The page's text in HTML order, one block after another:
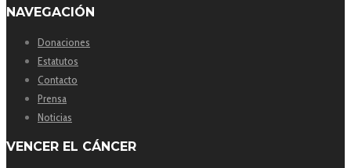
NAVEGACIÓN
Donaciones
Estatutos
Contacto
Prensa
Noticias
VENCER EL CÁNCER